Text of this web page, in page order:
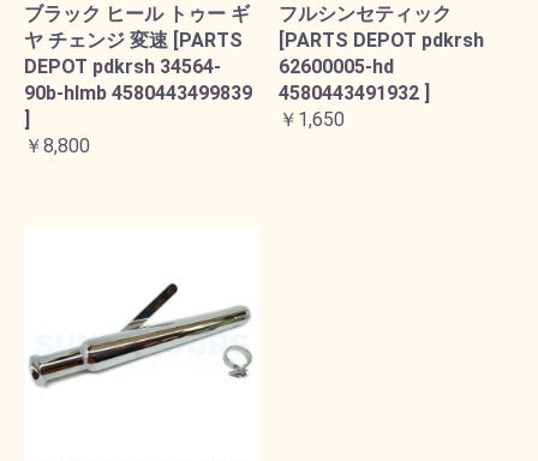
ブラック ヒール トゥー ギ
ヤ チェンジ 変速 [PARTS
DEPOT pdkrsh 34564-
90b-hlmb 4580443499839
]
￥8,800
フルシンセティック
[PARTS DEPOT pdkrsh
62600005-hd
4580443491932 ]
￥1,650